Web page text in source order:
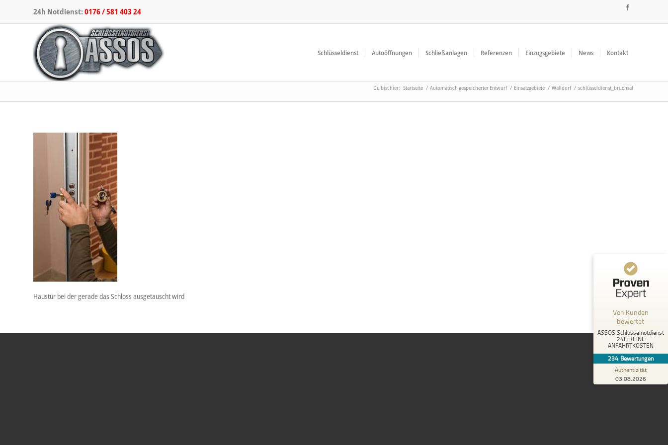
24h Notdienst:0176 / 581 403 24
Schlüsseldienst Autoöffnungen Schließanlagen Referenzen Einzugsgebiete News Kontakt
Du bist hier: Startseite / Automatisch gespeicherter Entwurf / Einsatzgebiete / Walldorf / schlüsseldienst_bruchsal
Haustür bei der gerade das Schloss ausgetauscht wird
Von Kunden
bewertet
ASSOS Schlüsselnotdienst
24H KEINE
ANFAHRTKOSTEN
234 Bewertungen
Authentizität
03.08.2026
1
Bewertung auf
ProvenExpert.com
Blick aufs ProvenExpert-Profil werfen
Anonym
5,00
außerdem sehr freundlich